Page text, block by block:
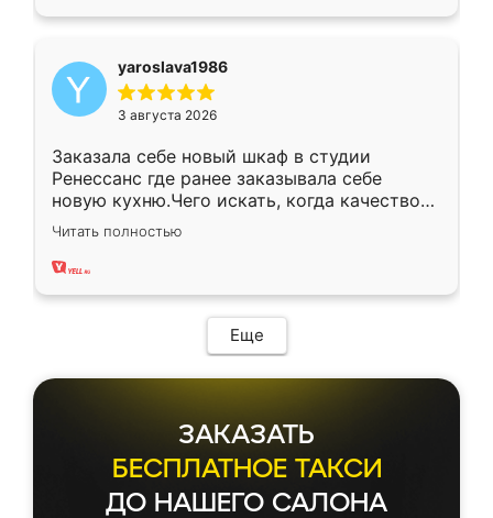
yaroslava1986
3 августа 2026
Заказала себе новый шкаф в студии
Ренессанс где ранее заказывала себе
новую кухню.Чего искать, когда качеством
вполне довольна. Служит кухня уже почти
два года, нареканий нет.
Читать полностью
Еще
ЗАКАЗАТЬ
БЕСПЛАТНОЕ ТАКСИ
ДО НАШЕГО САЛОНА